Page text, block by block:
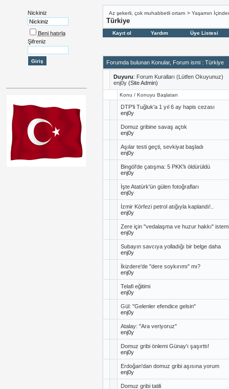
Nickiniz
Beni hatırla
Şifreniz
Az şekerli, çok muhabbetli ortam > Yaşamın
Türkiye
Kayıt ol Yardım Üye Listesi
Forumda bulunan Konular, Forum ismi : Türkiye
Duyuru: Forum Kuralları (Lütfen Okuyunuz)
enj0y (Site Admin)
Konu / Konuyu Başlatan
DTP'li Tuğluk'a 1 yıl 6 ay hapis cezası
enj0y
Domuz gribine savaş açtık
enj0y
Aşılar testi geçti, sevkiyat başladı
enj0y
Bingöl'de çatışma: 5 PKK'lı öldürüldü
enj0y
İşte Atatürk'ün gülen fotoğrafları
enj0y
İzmir Körfezi petrol atığıyla kaplandı!..
enj0y
Zere için "vedalaşma ve huzur hakkı" istemi
enj0y
Subayın savcıya yolladığı bir belge daha
enj0y
İkizdere'de "dere soykırımı" mı?
enj0y
Telafi eğitimi
enj0y
Gül: "Gelenler efendice gelsin"
enj0y
Atalay: "Ara veriyoruz"
enj0y
Domuz gribi önlemi Günay'ı şaşırttı!
enj0y
Erdoğan'dan domuz gribi aşısına yorum
enj0y
Domuz gribi tatili